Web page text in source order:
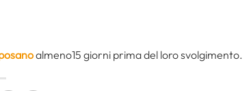
almeno15 giorni prima del loro svolgimento.